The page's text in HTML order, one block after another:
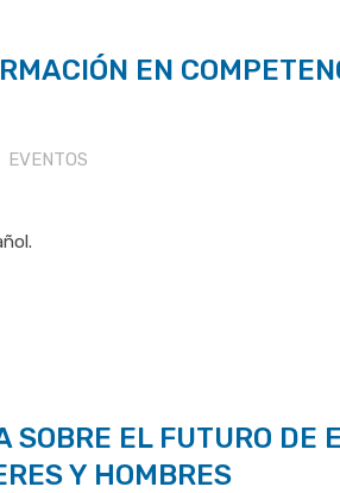
EN
EVENTOS
EL FUTURO DE
Y HOMBRES